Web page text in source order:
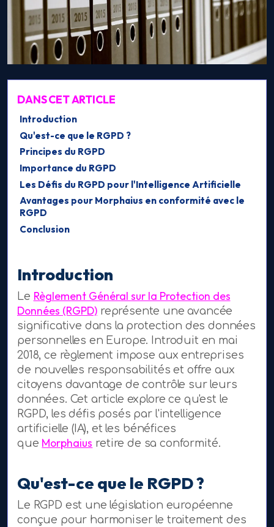
DANS CET ARTICLE
Introduction
Qu'est-ce que le RGPD ?
Principes du RGPD
Importance du RGPD
Les Défis du RGPD pour l'Intelligence Artificielle
Avantages pour Morphaius en conformité avec le
RGPD
Conclusion
Introduction
Le Règlement Général sur la Protection des
Données (RGPD) représente une avancée
significative dans la protection des données
personnelles en Europe. Introduit en mai
2018, ce règlement impose aux entreprises
de nouvelles responsabilités et offre aux
citoyens davantage de contrôle sur leurs
données. Cet article explore ce qu'est le
RGPD, les défis posés par l'intelligence
artificielle (IA), et les bénéfices
que Morphaius retire de sa conformité.
Qu'est-ce que le RGPD ?
Le RGPD est une législation européenne
conçue pour harmoniser le traitement des